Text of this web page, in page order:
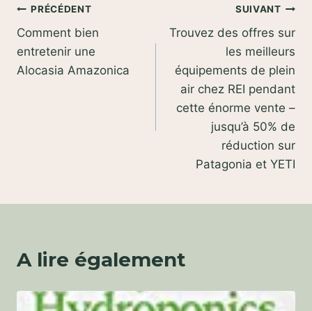
Navigation
de
l’article
PRÉCÉDENT
Comment bien
entretenir une
Alocasia Amazonica
SUIVANT
Trouvez des offres sur
les meilleurs
équipements de plein
air chez REI pendant
cette énorme vente –
jusqu’à 50% de
réduction sur
Patagonia et YETI
A lire également